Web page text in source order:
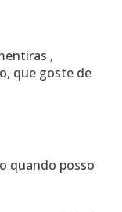
,
que goste de
quando posso